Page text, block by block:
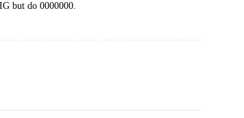
but do 0000000.